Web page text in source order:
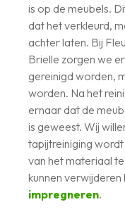
is op de meubels.
dat het verkleurd,
achter laten. Bij
Brielle zorgen we
gereinigd worden,
worden. Na het
ernaar dat de
is geweest. Wij
tapijtreiniging
van het materiaal
kunnen verwijderen
impregneren.